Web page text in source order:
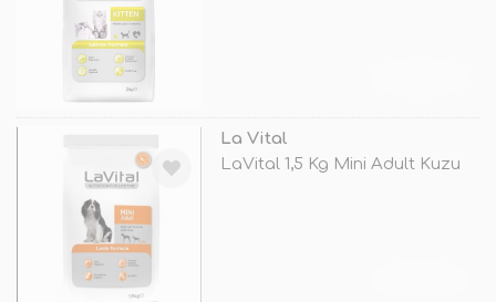
La Vital
LaVital 1,5 Kg Mini Adult Kuzu